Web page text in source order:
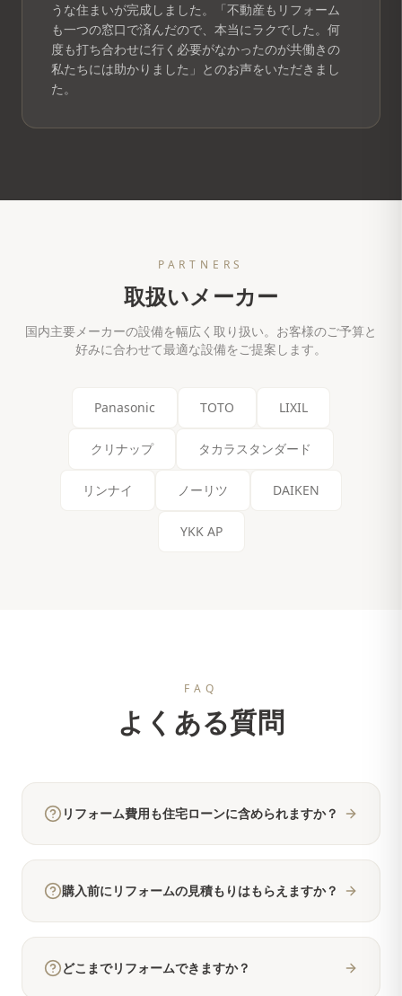
うな住まいが完成しました。「不動産もリフォーム
も一つの窓口で済んだので、本当にラクでした。何
度も打ち合わせに行く必要がなかったのが共働きの
私たちには助かりました」とのお声をいただきまし
た。
PARTNERS
取扱いメーカー
国内主要メーカーの設備を幅広く取り扱い。お客様のご予算と
好みに合わせて最適な設備をご提案します。
Panasonic TOTO LIXIL
クリナップ タカラスタンダード
リンナイ ノーリツ DAIKEN
YKK AP
FAQ
よくある質問
リフォーム費用も住宅ローンに含められますか？
購入前にリフォームの見積もりはもらえますか？
どこまでリフォームできますか？